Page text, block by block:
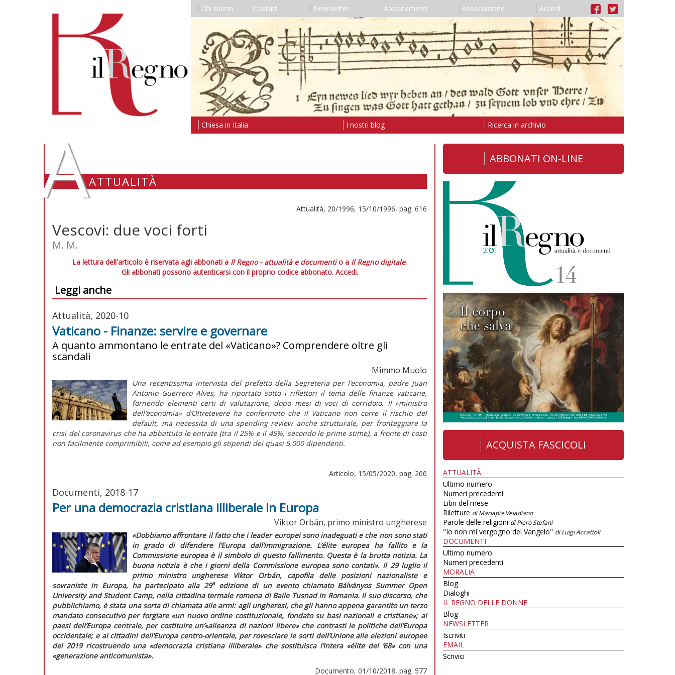
Chi siamo Contatti Newsletter Abbonamenti Associazione Accedi
Chiesa in Italia I nostri blog Ricerca in archivio
AATTUALITÀ
Attualità, 20/1996, 15/10/1996, pag. 616
Vescovi: due voci forti
M. M.
La lettura dell'articolo è riservata agli abbonati a Il Regno - attualità e documentio a Il Regno digitale.
Gli abbonati possono autenticarsi con il proprio codice abbonato. Accedi.
Leggi anche
Attualità, 2020-10
Vaticano - Finanze: servire e governare
A quanto ammontano le entrate del «Vaticano»? Comprendere oltre gli
scandali
Mimmo Muolo
Una recentissima intervista del prefetto della Segreteria per l’economia, padre Juan
Antonio Guerrero Alves, ha riportato sotto i riflettori il tema delle finanze vaticane,
fornendo elementi certi di valutazione, dopo mesi di voci di corridoio. Il «ministro
dell’economia» d’Oltretevere ha confermato che il Vaticano non corre il rischio del
default, ma necessita di una spending review anche strutturale, per fronteggiare la
crisi del coronavirus che ha abbattuto le entrate (tra il 25% e il 45%, secondo le prime stime), a fronte di costi
non facilmente comprimibili, come ad esempio gli stipendi dei quasi 5.000 dipendenti.
Articolo, 15/05/2020, pag. 266
Documenti, 2018-17
Per una democrazia cristiana illiberale in Europa
Viktor Orbán, primo ministro ungherese
«Dobbiamo affrontare il fatto che i leader europei sono inadeguati e che non sono stati
in grado di difendere l’Europa dall’immigrazione. L’éliteeuropea ha fallito e la
Commissione europea è il simbolo di questo fallimento. Questa è la brutta notizia. La
buona notizia è che i giorni della Commissione europea sono contati». Il 29 luglio il
primo ministro ungherese Viktor Orbán, capofila delle posizioni nazionaliste e
sovraniste in Europa, ha partecipato alla 29aedizione di un evento chiamato Bálványos Summer Open
University and Student Camp, nella cittadina termale romena di Baile Tusnad in Romania. Il suo discorso, che
pubblichiamo, è stata una sorta di chiamata alle armi: agli ungheresi, che gli hanno appena garantito un terzo
mandato consecutivo per forgiare «un nuovo ordine costituzionale, fondato su basi nazionali e cristiane»;ai
paesi dell’Europa centrale, per costituire un’«alleanza di nazioni libere»che contrasti le politiche dell’Europa
occidentale; e ai cittadini dell’Europa centro-orientale, per rovesciare le sorti dell’Unione alle elezioni europee
del 2019 ricostruendo una «democrazia cristiana illiberale» che sostituisca l’intera «élite del ’68»con una
«generazione anticomunista».
Documento, 01/10/2018, pag. 577
ABBONATI ON-LINE
ACQUISTA FASCICOLI
ATTUALITÀ
Ultimo numero
Numeri precedenti
Libri del mese
Riletture di Mariapia Veladiano
Parole delle religioni di Piero Stefani
"Io non mi vergogno del Vangelo" di Luigi Accattoli
DOCUMENTI
Ultimo numero
Numeri precedenti
MORALIA
Blog
Dialoghi
IL REGNO DELLE DONNE
Blog
NEWSLETTER
Iscriviti
EMAIL
Scrivici